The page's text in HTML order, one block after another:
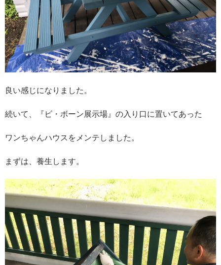
良い感じになりました。
続いて、『ビ・ボーン展示場』の入り口に置いてあった
ワンちゃんハウスをメンテしました。
まずは、養生します。